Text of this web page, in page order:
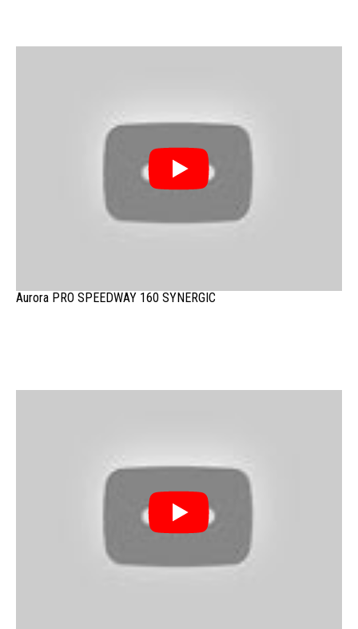
Aurora PRO SPEEDWAY 160 SYNERGIC